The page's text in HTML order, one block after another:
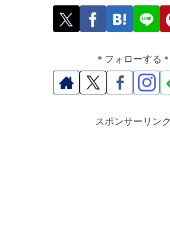
＊フォローする＊
スポンサーリンク